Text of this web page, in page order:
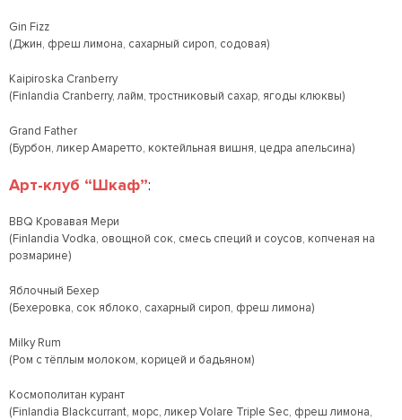
Gin Fizz
(Джин, фреш лимона, сахарный сироп, содовая)
Kaipiroska Cranberry
(Finlandia Cranberry, лайм, тростниковый сахар, ягоды клюквы)
Grand Father
(Бурбон, ликер Амаретто, коктейльная вишня, цедра апельсина)
Арт-клуб “Шкаф”:
BBQ Кровавая Мери
(Finlandia Vodka, овощной сок, смесь специй и соусов, копченая на
розмарине)
Яблочный Бехер
(Бехеровка, сок яблоко, сахарный сироп, фреш лимона)
Milky Rum
(Ром с тёплым молоком, корицей и бадьяном)
Космополитан курант
(Finlandia Blackcurrant, морс, ликер Volare Triple Sec, фреш лимона,